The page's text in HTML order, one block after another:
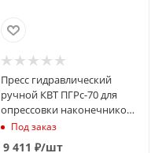
Пресс гидравлический
ручной КВТ ПГРс-70 для
опрессовки наконечников
(57604)
Под заказ
9 411 ₽/шт